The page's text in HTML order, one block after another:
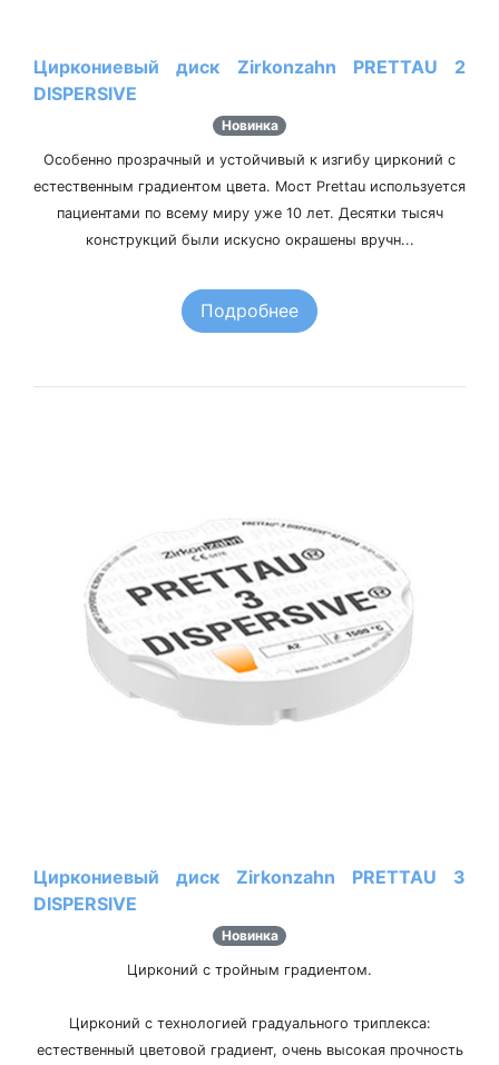
Циркониевый диск Zirkonzahn PRETTAU 2
DISPERSIVE
Новинка
Особенно прозрачный и устойчивый к изгибу цирконий с
естественным градиентом цвета. Мост Prettau используется
пациентами по всему миру уже 10 лет. Десятки тысяч
конструкций были искусно окрашены вручн...
Подробнее
Циркониевый диск Zirkonzahn PRETTAU 3
DISPERSIVE
Новинка
Цирконий с тройным градиентом.
Цирконий с технологией градуального триплекса:
естественный цветовой градиент, очень высокая прочность